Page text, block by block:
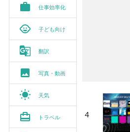
work 仕事効率化
child_care 子ども向け
g_translate 翻訳
photo 写真・動画
wb_sunny 天気
card_travel トラベル 4